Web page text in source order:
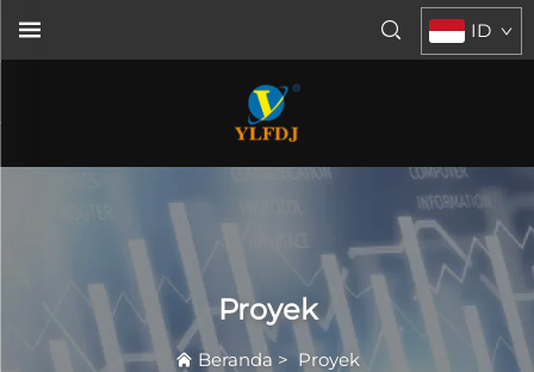
ID
Proyek
Beranda > Proyek